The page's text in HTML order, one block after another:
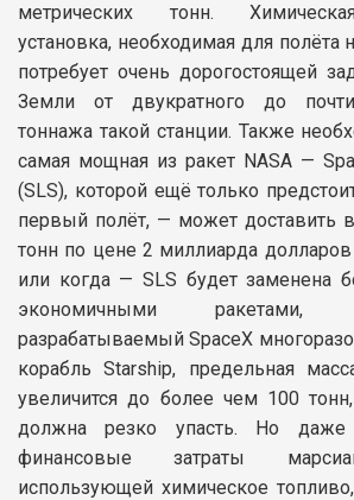
метрических тонн.
установка, необходимая для полёта
потребует очень дорогостоящей
Земли от двукратного до почти
тоннажа такой станции. Также
самая мощная из ракет NASA —
(SLS), которой ещё только
первый полёт, — может доставить
тонн по цене 2 миллиарда долларов
или когда — SLS будет заменена
экономичными
разрабатываемый SpaceX
корабль Starship, предельная
увеличится до более чем 100
должна резко упасть. Но
финансовые затраты
использующей химическое